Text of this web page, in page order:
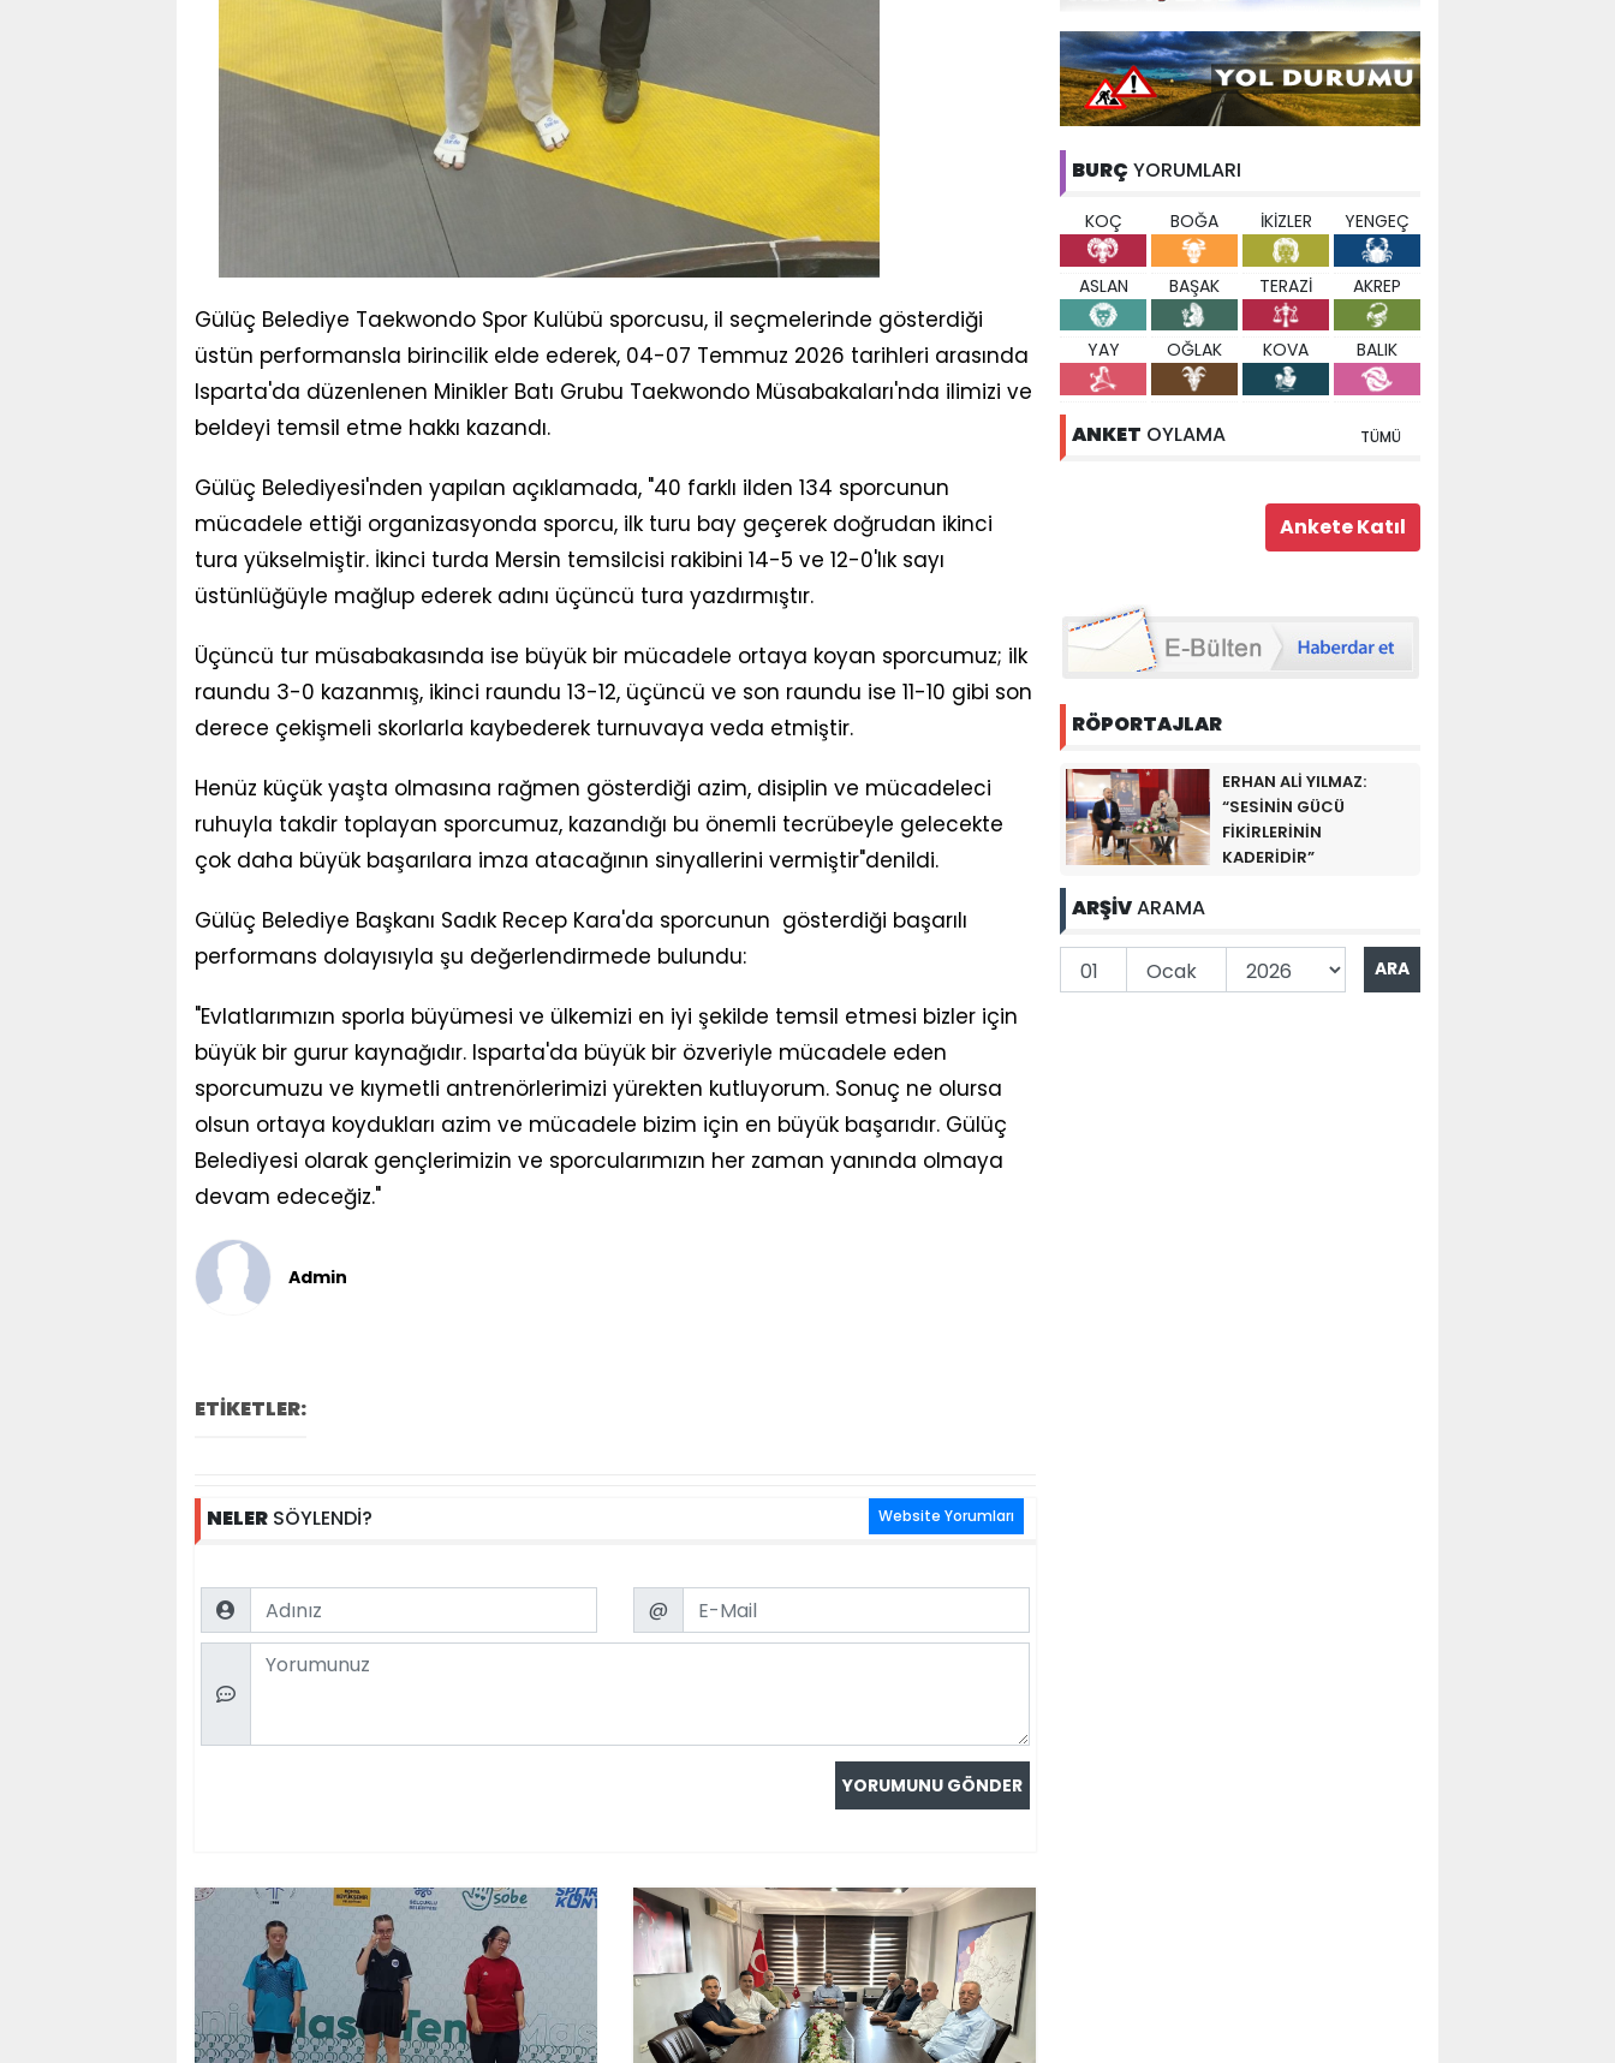
Gülüç Belediye Taekwondo Spor Kulübü sporcusu, il seçmelerinde gösterdiği
üstün performansla birincilik elde ederek, 04-07 Temmuz 2026 tarihleri arasında
Isparta'da düzenlenen Minikler Batı Grubu Taekwondo Müsabakaları'nda ilimizi ve
beldeyi temsil etme hakkı kazandı.
Gülüç Belediyesi'nden yapılan açıklamada, "40 farklı ilden 134 sporcunun
mücadele ettiği organizasyonda sporcu, ilk turu bay geçerek doğrudan ikinci
tura yükselmiştir. İkinci turda Mersin temsilcisi rakibini 14-5 ve 12-0'lık sayı
üstünlüğüyle mağlup ederek adını üçüncü tura yazdırmıştır.
Üçüncü tur müsabakasında ise büyük bir mücadele ortaya koyan sporcumuz; ilk
raundu 3-0 kazanmış, ikinci raundu 13-12, üçüncü ve son raundu ise 11-10 gibi son
derece çekişmeli skorlarla kaybederek turnuvaya veda etmiştir.
Henüz küçük yaşta olmasına rağmen gösterdiği azim, disiplin ve mücadeleci
ruhuyla takdir toplayan sporcumuz, kazandığı bu önemli tecrübeyle gelecekte
çok daha büyük başarılara imza atacağının sinyallerini vermiştir"denildi.
Gülüç Belediye Başkanı Sadık Recep Kara'da sporcunun gösterdiği başarılı
performans dolayısıyla şu değerlendirmede bulundu:
"Evlatlarımızın sporla büyümesi ve ülkemizi en iyi şekilde temsil etmesi bizler için
büyük bir gurur kaynağıdır. Isparta'da büyük bir özveriyle mücadele eden
sporcumuzu ve kıymetli antrenörlerimizi yürekten kutluyorum. Sonuç ne olursa
olsun ortaya koydukları azim ve mücadele bizim için en büyük başarıdır. Gülüç
Belediyesi olarak gençlerimizin ve sporcularımızın her zaman yanında olmaya
devam edeceğiz."
Admin
ETİKETLER:
NELER SÖYLENDİ? Website Yorumları
Name Email
@
Comment
BURÇ YORUMLARI
KOÇ BOĞA İKİZLER YENGEÇ
ASLAN BAŞAK TERAZİ AKREP
YAY OĞLAK KOVA BALIK
ANKET OYLAMA TÜMÜ
RÖPORTAJLAR
ERHAN ALİ YILMAZ:
“SESİNİN GÜCÜ
FİKİRLERİNİN
KADERİDİR”
ARŞİVARAMA